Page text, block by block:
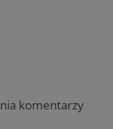
komentarzy